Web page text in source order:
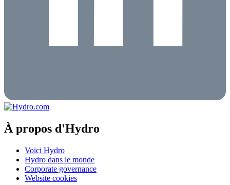
À propos d'Hydro
Voici Hydro
Hydro dans le monde
Corporate governance
Website cookies